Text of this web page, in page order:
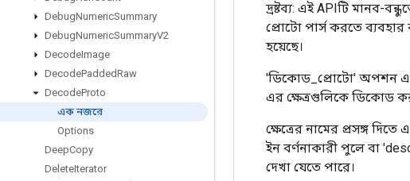
DebugNumericSummary
DebugNumericSummaryV2
DecodeImage
DecodePaddedRaw
DecodeProto
এক নজরে
Options
DeepCopy
DeleteIterator
দ্রষ্টব্য: এই APIটি মানব-
প্রোটো পার্স করতে
হয়েছে।
'ডিকোড_প্রোটো' অপশন
এর ক্ষেত্রগুলিকে ডিকোড
ক্ষেত্রের নামের প্রসঙ্গ
ইন বর্ণনাকারী পুলে বা
দেখা যেতে পারে।